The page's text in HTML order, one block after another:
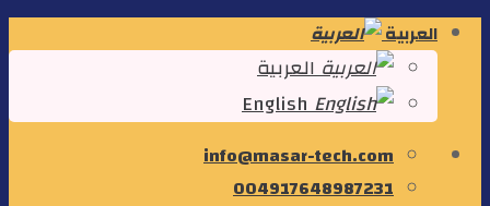
Skip العربية
العربية
English
info@masar-tech.com
004917648987231